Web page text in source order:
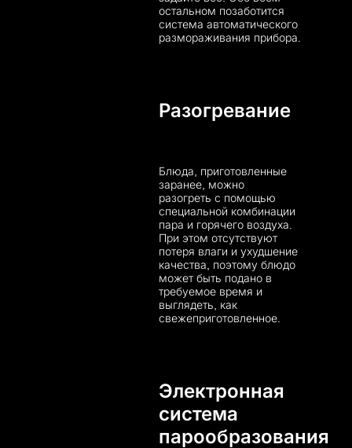
остальном позаботится
система автоматического
размораживания прибора.
Разогревание
Блюда, приготовленные
заранее, можно
разогреть с помощью
специальной комбинации
пара и горячего воздуха.
При этом отсутствуют
потеря влаги и ухудшение
качества, поэтому блюдо
может быть подано в
требуемое время и
выглядеть, как
свежеприготовленное.
Электронная
система
парообразования